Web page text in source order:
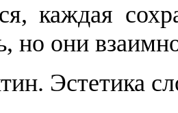
каждая
но они
Эстетика